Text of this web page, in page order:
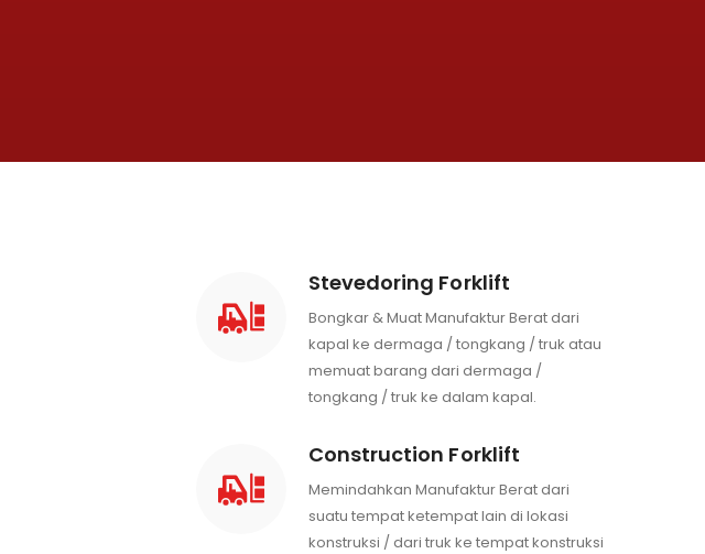
Stevedoring Forklift
Bongkar & Muat Manufaktur Berat dari
kapal ke dermaga / tongkang / truk atau
memuat barang dari dermaga /
tongkang / truk ke dalam kapal.
Construction Forklift
Memindahkan Manufaktur Berat dari
suatu tempat ketempat lain di lokasi
konstruksi / dari truk ke tempat konstruksi